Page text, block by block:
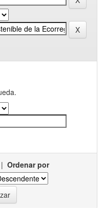
| Ordenar por